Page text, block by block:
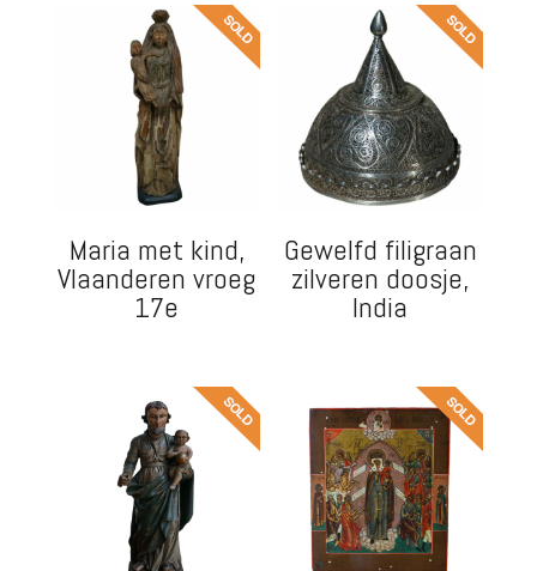
Maria met kind,
Vlaanderen vroeg
17e
Gewelfd filigraan
zilveren doosje,
India